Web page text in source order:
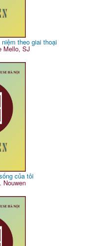
theo giai thoại
Mello, SJ
của tôi
Nouwen